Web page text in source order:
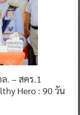
. – สคร.1
Hero : 90 วัน